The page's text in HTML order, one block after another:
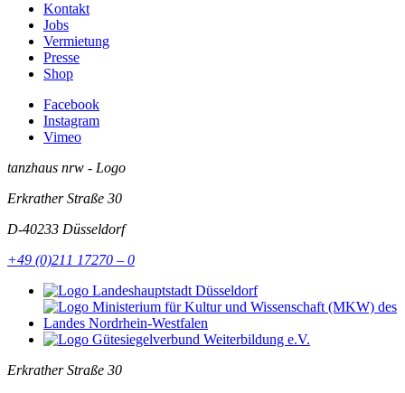
Kontakt
Jobs
Vermietung
Presse
Shop
Facebook
Instagram
Vimeo
tanzhaus nrw - Logo
Erkrather Straße 30
D-40233 Düsseldorf
+49 (0)211 17270 – 0
Erkrather Straße 30